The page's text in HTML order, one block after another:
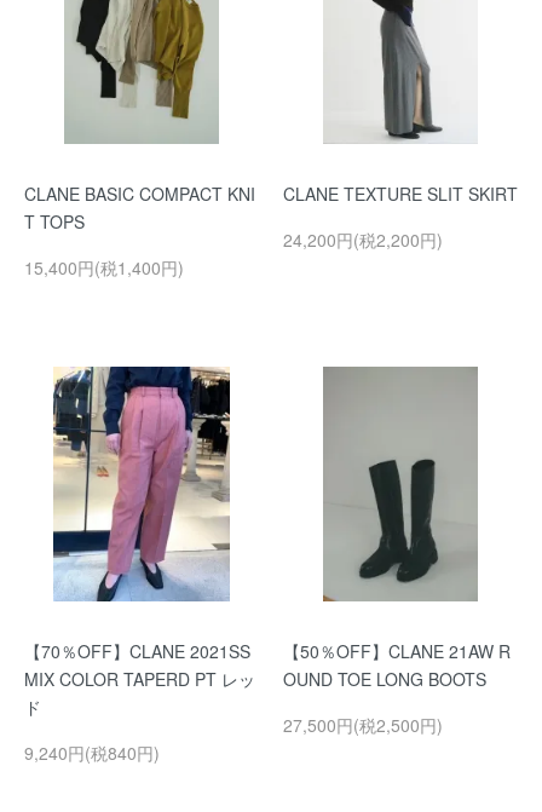
CLANE BASIC COMPACT KNI
T TOPS
15,400円(税1,400円)
CLANE TEXTURE SLIT SKIRT
24,200円(税2,200円)
【70％OFF】CLANE 2021SS
MIX COLOR TAPERD PT レッ
ド
9,240円(税840円)
【50％OFF】CLANE 21AW R
OUND TOE LONG BOOTS
27,500円(税2,500円)